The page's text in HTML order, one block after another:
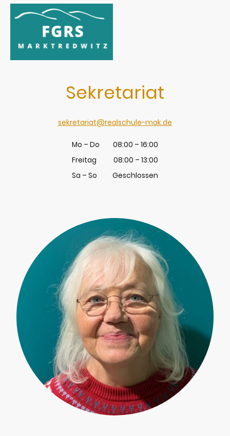
Sekretariat
sekretariat@realschule-mak.de
Mo – Do 08:00 – 16:00
Freitag
08:00 – 13:00
Sa – So Geschlossen